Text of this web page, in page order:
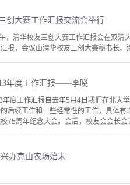
创大赛工作汇报交流会举行
，清华校友三创大赛工作汇报会在双清
报，会议由清华校友三创大赛秘书长、
年度工作汇报——李晓
年度工作汇报自去年5月4日我们在北大
后续工作和一些经常性的工作，具体
75周年纪念大会。会后，校友会会长
办克山农场始末